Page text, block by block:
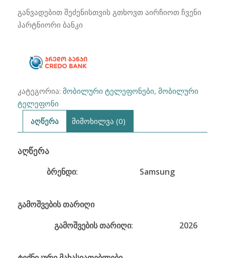
S26
5G
განვადებით შეძენისთვის გთხოვთ აირჩიოთ ჩვენი
პარტნიორი ბანკი
კატეგორია: მობილური ტელეფონები, მობილური
ტელეფონი
აღწერა
მიმოხილვა (0)
ᲐᲦᲬᲔᲠᲐ
ბრენდი: Samsung
გამოშვების თარიღი
გამოშვების თარიღი:
2026